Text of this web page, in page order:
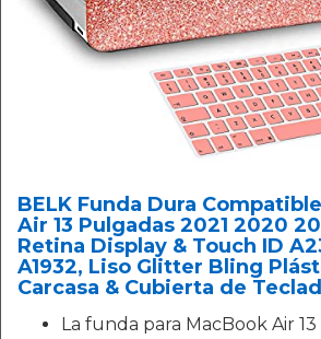
BELK Funda Dura
Air 13 Pulgadas 2021 2020
Retina Display & Touch ID
A1932, Liso Glitter Bling
Carcasa & Cubierta de
La funda para MacBook Air 13